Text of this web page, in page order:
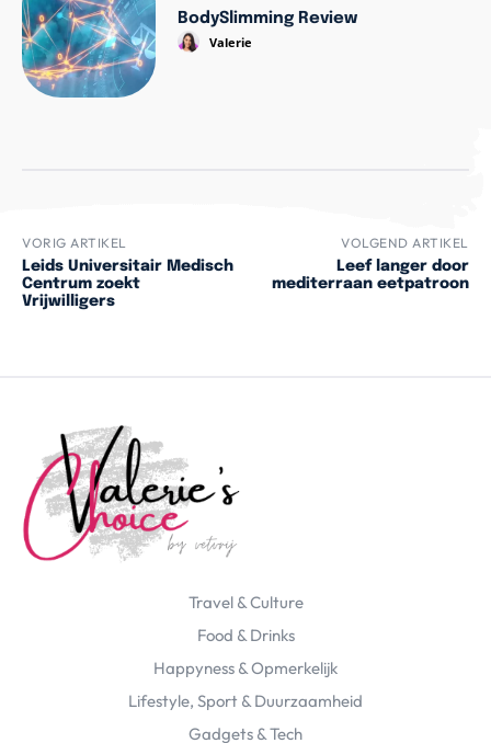
BodySlimming Review
Valerie
VORIG ARTIKEL
Leids Universitair Medisch
Centrum zoekt
Vrijwilligers
VOLGEND ARTIKEL
Leef langer door
mediterraan eetpatroon
Travel & Culture
Food & Drinks
Happyness & Opmerkelijk
Lifestyle, Sport & Duurzaamheid
Gadgets & Tech